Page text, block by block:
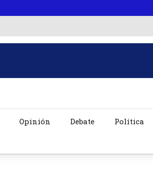
Opinión Debate Política